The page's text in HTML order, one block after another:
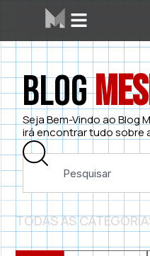
Blog
Seja Bem-Vindo ao Blog
irá encontrar tudo sobre
TODAS AS